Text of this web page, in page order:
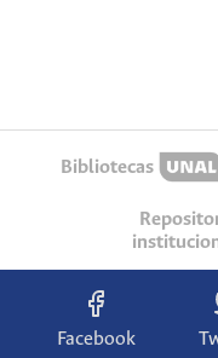
Bibliotecas
Facebook